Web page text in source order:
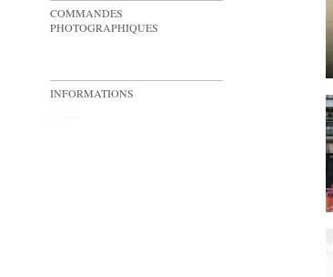
COMMANDES
PHOTOGRAPHIQUES
INFORMATIONS